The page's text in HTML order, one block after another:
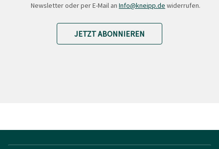
Newsletter oder per E-Mail an Info@kneipp.de widerrufen.
JETZT ABONNIEREN